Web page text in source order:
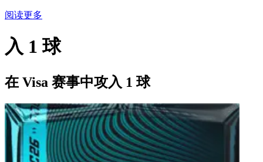
阅读更多
入 1 球
在 Visa 赛事中攻入 1 球